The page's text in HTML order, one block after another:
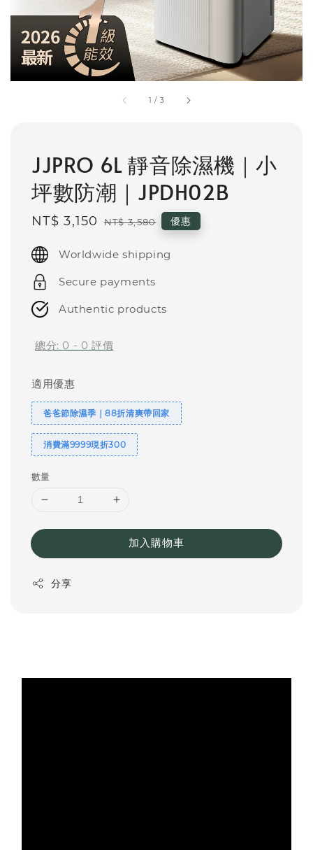
1 / 3
JJPRO 6L 靜音除濕機｜小
坪數防潮｜JPDH02B
Sale
NT$ 3,150 Regular
NT$ 3,580 優惠
Worldwide shipping
Secure payments
Authentic products
總分: 0 - 0 評價
適用優惠
爸爸節除濕季｜88折清爽帶回家
消費滿9999現折300
數量
加入購物車
分享